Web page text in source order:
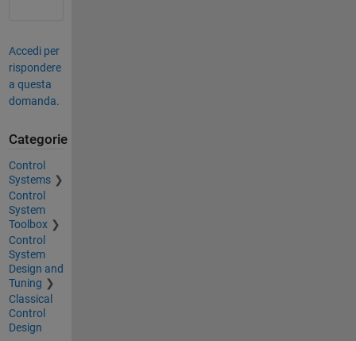
Accedi per
rispondere
a questa
domanda.
Categorie
Control
Systems
Control
System
Toolbox
Control
System
Design and
Tuning
Classical
Control
Design